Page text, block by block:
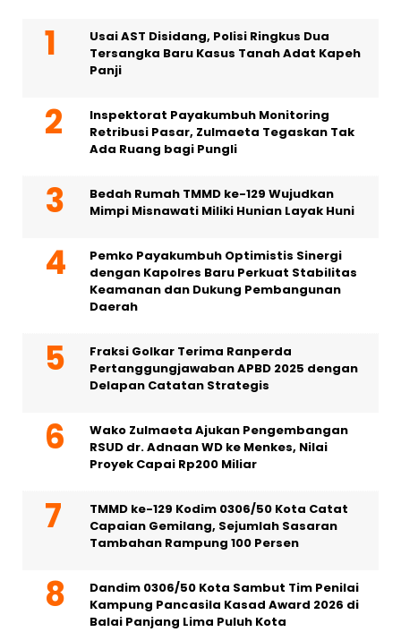
Usai AST Disidang, Polisi Ringkus Dua
Tersangka Baru Kasus Tanah Adat Kapeh
Panji
Inspektorat Payakumbuh Monitoring
Retribusi Pasar, Zulmaeta Tegaskan Tak
Ada Ruang bagi Pungli
Bedah Rumah TMMD ke-129 Wujudkan
Mimpi Misnawati Miliki Hunian Layak Huni
Pemko Payakumbuh Optimistis Sinergi
dengan Kapolres Baru Perkuat Stabilitas
Keamanan dan Dukung Pembangunan
Daerah
Fraksi Golkar Terima Ranperda
Pertanggungjawaban APBD 2025 dengan
Delapan Catatan Strategis
Wako Zulmaeta Ajukan Pengembangan
RSUD dr. Adnaan WD ke Menkes, Nilai
Proyek Capai Rp200 Miliar
TMMD ke-129 Kodim 0306/50 Kota Catat
Capaian Gemilang, Sejumlah Sasaran
Tambahan Rampung 100 Persen
Dandim 0306/50 Kota Sambut Tim Penilai
Kampung Pancasila Kasad Award 2026 di
Balai Panjang Lima Puluh Kota